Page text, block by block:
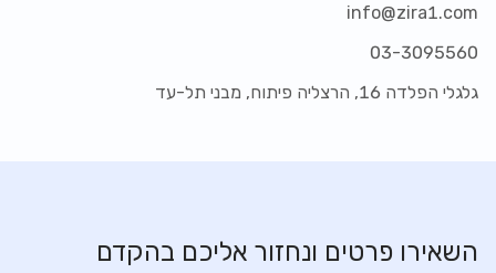
info@zira1.com
03-3095560
גלגלי הפלדה 16, הרצליה פיתוח, מבני תל-עד
השאירו פרטים ונחזור אליכם בהקדם